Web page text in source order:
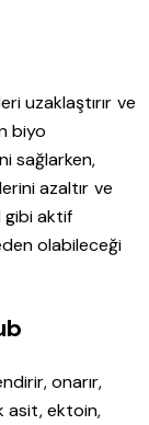
uzaklaştırır ve
biyo
sağlarken,
azaltır ve
gibi aktif
olabileceği
onarır,
asit, ektoin,